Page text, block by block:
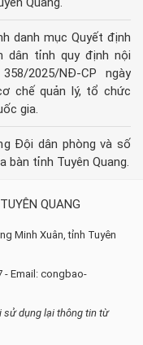
danh mục Quyết định
dân tỉnh quy định nội
2025/NĐ-CP ngày
chế quản lý, tổ chức
gia.
Đội dân phòng và số
bàn tỉnh Tuyên Quang.
QUANG
Minh Xuân, tỉnh Tuyên
- Email: congbao-
sử dụng lại thông tin từ